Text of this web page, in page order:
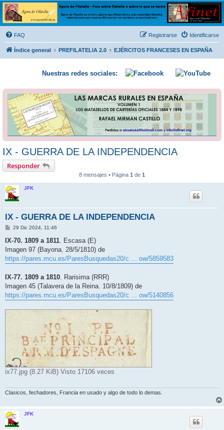
Ágora de Filatelia
Foro sobre filatelia o sobre lo que se tercie. Ágora de Filatelia es un foro abierto que Afinet
ofrece a la comunidad filatélica universal para que exprese libremente sus opiniones y
conocimientos
FAQ Identificarse
Registrarse
Índice general PREFILATELIA 2.0 EJÉRCITOS FRANCESES EN ESPAÑA
Nuestras redes sociales:
IX - GUERRA DE LA INDEPENDENCIA
Responder
8 mensajes • Página 1 de 1
JFK
IX - GUERRA DE LA INDEPENDENCIA
M
n
a
j
e
29 Dic 2024, 11:46
IX-70. 1809 a 1811. Escasa (E)
Imagen 97 (Bayona. 28/5/1810) de
https://pares.mcu.es/ParesBusquedas20/c ... ow/5859583
IX-77. 1809 a 1810. Rarisima (RRR)
Imagen 45 (Talavera de la Reina. 10/8/1809) de
https://pares.mcu.es/ParesBusquedas20/c ... ow/5140856
ix77.jpg (8.27 KiB) Visto 17106 veces
Clasicos, fechadores, Francia en usado y algo de todo lo demas.
JFK